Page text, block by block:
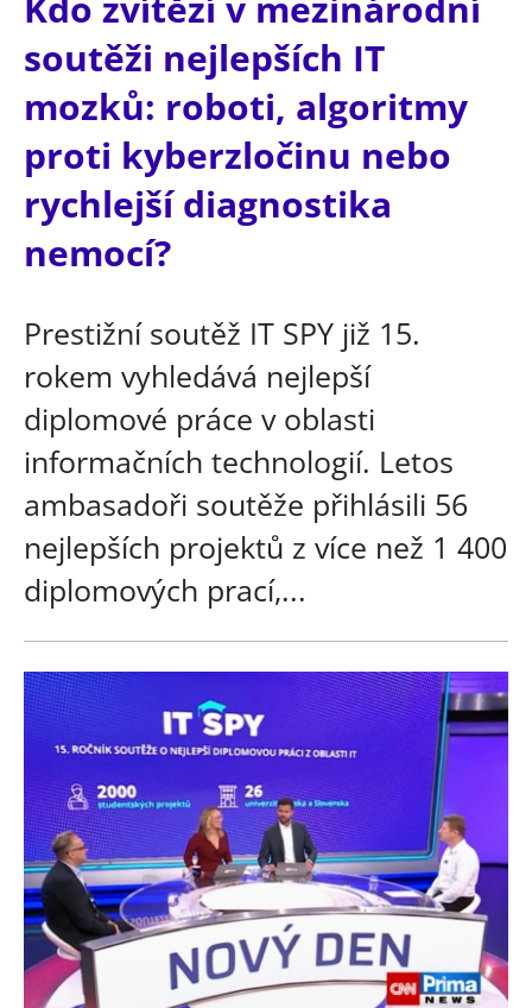
soutěži nejlepších IT
mozků: roboti, algoritmy
proti kyberzločinu nebo
rychlejší diagnostika
nemocí?
Prestižní soutěž IT SPY již 15.
rokem vyhledává nejlepší
diplomové práce v oblasti
informačních technologií. Letos
ambasadoři soutěže přihlásili 56
nejlepších projektů z více než 1 400
diplomových prací,...